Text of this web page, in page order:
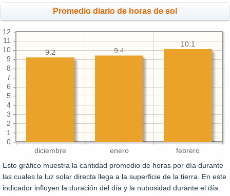
Promedio diario de horas de sol
diciembre enero febrero
0
1
2
3
4
5
6
7
8
9
10
11
12
10.1
9.4
9.2
Este gráfico muestra la cantidad promedio de horas por día durante
las cuales la luz solar directa llega a la superficie de la tierra. En este
indicador influyen la duración del día y la nubosidad durante el día.